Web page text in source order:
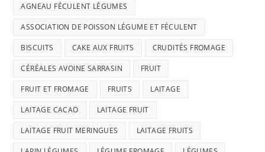
AGNEAU FÉCULENT LÉGUMES
ASSOCIATION DE POISSON LÉGUME ET FÉCULENT
BISCUITS CAKE AUX FRUITS CRUDITÉS FROMAGE
CÉRÉALES AVOINE SARRASIN FRUIT
FRUIT ET FROMAGE FRUITS LAITAGE
LAITAGE CACAO LAITAGE FRUIT
LAITAGE FRUIT MERINGUES LAITAGE FRUITS